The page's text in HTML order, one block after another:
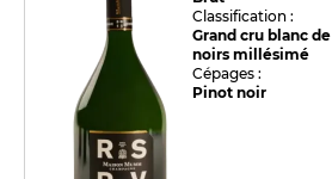
Classification :
Grand cru blanc de
noirs millésimé
Cépages :
Pinot noir